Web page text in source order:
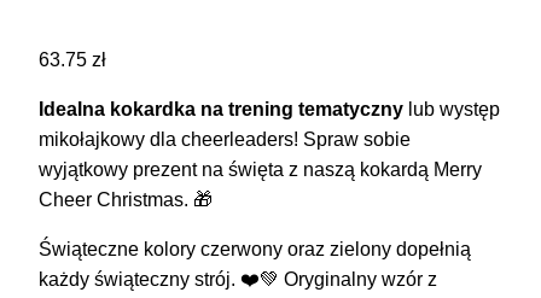
63.75 zł
Idealna kokardka na trening tematyczny lub występ
mikołajkowy dla cheerleaders! Spraw sobie
wyjątkowy prezent na święta z naszą kokardą Merry
Cheer Christmas. 🎁
Świąteczne kolory czerwony oraz zielony dopełnią
każdy świąteczny strój. ❤️💚 Oryginalny wzór z